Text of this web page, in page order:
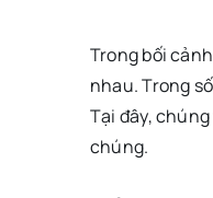
Trong bối
nhau. Trong
Tại đây,
chúng.